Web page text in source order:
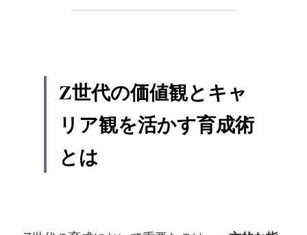
Z世代の価値観とキャ
リア観を活かす育成術
とは